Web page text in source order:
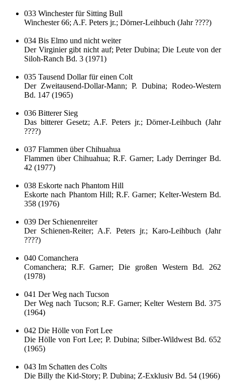
033 Winchester für Sitting Bull
Winchester 66; A.F. Peters jr.; Dörner-Leihbuch (Jahr ????)
034 Bis Elmo und nicht weiter
Der Virginier gibt nicht auf; Peter Dubina; Die Leute von der
Siloh-Ranch Bd. 3 (1971)
035 Tausend Dollar für einen Colt
Der Zweitausend-Dollar-Mann; P. Dubina; Rodeo-Western
Bd. 147 (1965)
036 Bitterer Sieg
Das bitterer Gesetz; A.F. Peters jr.; Dörner-Leihbuch (Jahr
????)
037 Flammen über Chihuahua
Flammen über Chihuahua; R.F. Garner; Lady Derringer Bd.
42 (1977)
038 Eskorte nach Phantom Hill
Eskorte nach Phantom Hill; R.F. Garner; Kelter-Western Bd.
358 (1976)
039 Der Schienenreiter
Der Schienen-Reiter; A.F. Peters jr.; Karo-Leihbuch (Jahr
????)
040 Comanchera
Comanchera; R.F. Garner; Die großen Western Bd. 262
(1978)
041 Der Weg nach Tucson
Der Weg nach Tucson; R.F. Garner; Kelter Western Bd. 375
(1964)
042 Die Hölle von Fort Lee
Die Hölle von Fort Lee; P. Dubina; Silber-Wildwest Bd. 652
(1965)
043 Im Schatten des Colts
Die Billy the Kid-Story; P. Dubina; Z-Exklusiv Bd. 54 (1966)